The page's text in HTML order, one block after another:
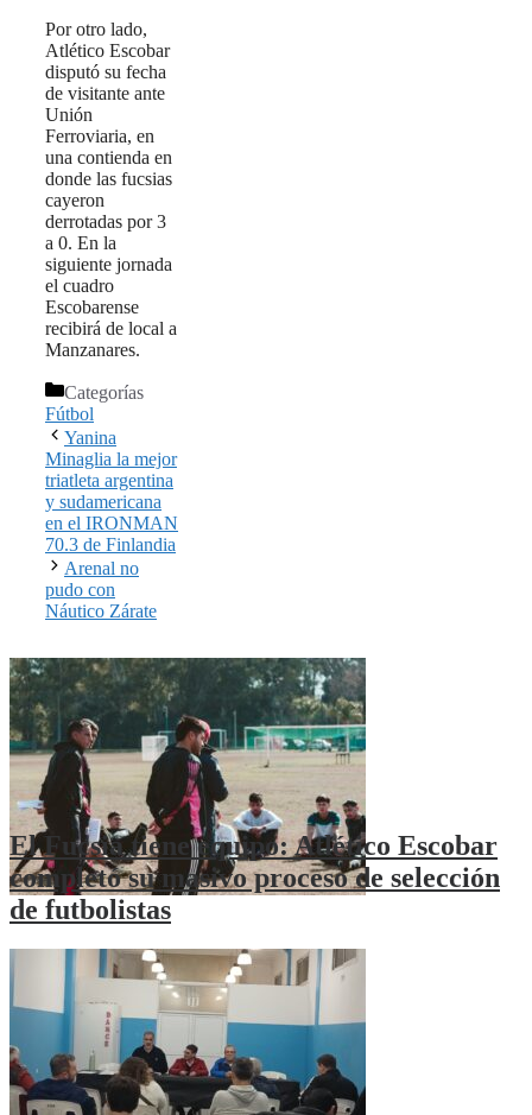
Por otro lado,
Atlético Escobar
disputó su fecha
de visitante ante
Unión
Ferroviaria, en
una contienda en
donde las fucsias
cayeron
derrotadas por 3
a 0. En la
siguiente jornada
el cuadro
Escobarense
recibirá de local a
Manzanares.
Categorías
Fútbol
Yanina
Minaglia la mejor
triatleta argentina
y sudamericana
en el IRONMAN
70.3 de Finlandia
Arenal no
pudo con
Náutico Zárate
El Fucsia tiene equipo: Atlético Escobar
completó su masivo proceso de selección
de futbolistas